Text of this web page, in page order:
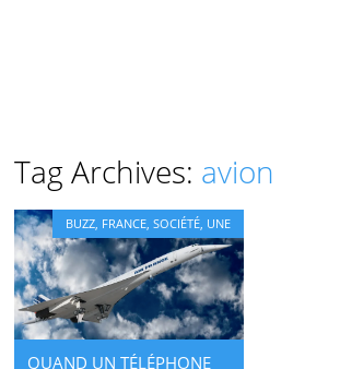
Tag Archives: avion
BUZZ FRANCE ,SOCIÉTÉ UNE
QUAND UN TÉLÉPHONE